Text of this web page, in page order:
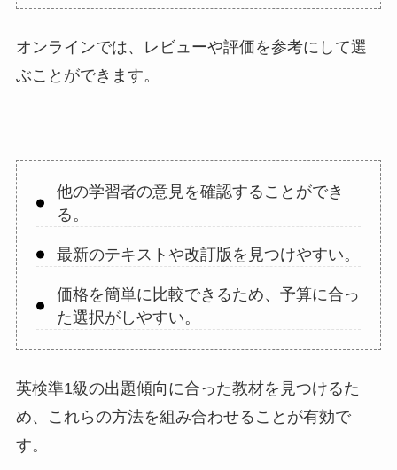
オンラインでは、レビューや評価を参考にして選
ぶことができます。
他の学習者の意見を確認することができ
る。
最新のテキストや改訂版を見つけやすい。
価格を簡単に比較できるため、予算に合っ
た選択がしやすい。
英検準1級の出題傾向に合った教材を見つけるた
め、これらの方法を組み合わせることが有効で
す。